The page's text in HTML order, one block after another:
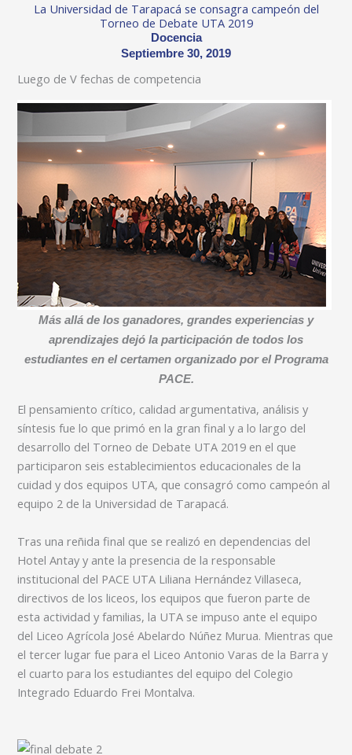
La Universidad de Tarapacá se consagra campeón del
Torneo de Debate UTA 2019
Docencia
Septiembre 30, 2019
Luego de V fechas de competencia
Más allá de los ganadores, grandes experiencias y
aprendizajes dejó la participación de todos los
estudiantes en el certamen organizado por el Programa
PACE.
El pensamiento crítico, calidad argumentativa, análisis y
síntesis fue lo que primó en la gran final y a lo largo del
desarrollo del Torneo de Debate UTA 2019 en el que
participaron seis establecimientos educacionales de la
cuidad y dos equipos UTA, que consagró como campeón al
equipo 2 de la Universidad de Tarapacá.
Tras una reñida final que se realizó en dependencias del
Hotel Antay y ante la presencia de la responsable
institucional del PACE UTA Liliana Hernández Villaseca,
directivos de los liceos, los equipos que fueron parte de
esta actividad y familias, la UTA se impuso ante el equipo
del Liceo Agrícola José Abelardo Núñez Murua. Mientras que
el tercer lugar fue para el Liceo Antonio Varas de la Barra y
el cuarto para los estudiantes del equipo del Colegio
Integrado Eduardo Frei Montalva.